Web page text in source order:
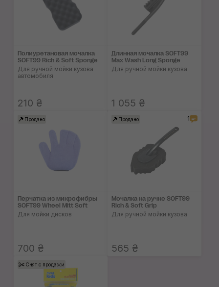
Полиуретановая мочалка
SOFT99 Rich & Soft Sponge
Для ручной мойки кузова
автомобиля
210 ₴
Длинная мочалка SOFT99
Max Wash Long Sponge
Для ручной мойки кузова
1 055 ₴
Продано
Перчатка из микро­фибры
SOFT99 Wheel Mitt Soft
Для мойки дисков
700 ₴
Продано 1
Мочалка на ручке SOFT99
Rich & Soft Grip
Для ручной мойки кузова
565 ₴
Снят с продажи